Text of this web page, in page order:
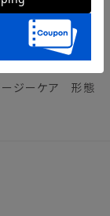
ゃれ＆失敗しな
ジーケア 形態